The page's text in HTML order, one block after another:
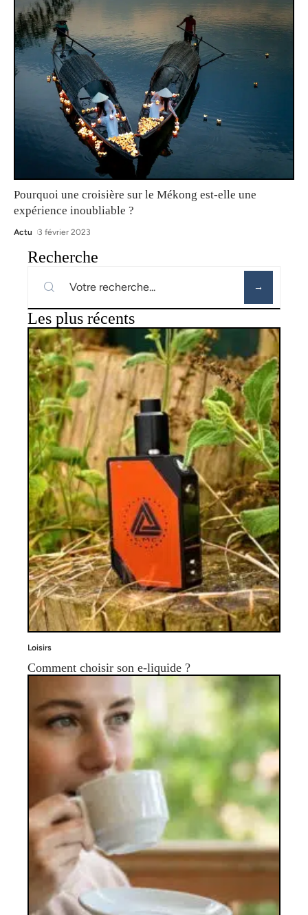
Pourquoi une croisière sur le Mékong est-elle une
expérience inoubliable ?
Actu 3 février 2023
Recherche
Les plus récents
Loisirs
Comment choisir son e-liquide ?